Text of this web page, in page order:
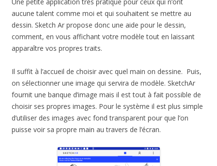
aucune talent comme moi et qui souhaitent se mettre au
dessin. Sketch Ar propose donc une aide pour le dessin,
comment, en vous affichant votre modèle tout en laissant
apparaître vos propres traits.
Il suffit à l’accueil de choisir avec quel main on dessine. Puis,
on sélectionner une image qui servira de modèle. SketchAr
fournit une banque d’image mais il est tout à fait possible de
choisir ses propres images. Pour le système il est plus simple
d’utiliser des images avec fond transparent pour que l’on
puisse voir sa propre main au travers de l’écran.